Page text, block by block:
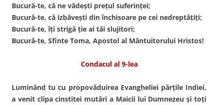
Bucură-te, că ne vădeşti preţul suferinţei;
Bucură-te, că izbăveşti din închisoare pe cei nedreptăţiţi;
Bucură-te, îţi strigă ţie ai tăi slujitori;
Bucură-te, Sfinte Toma, Apostol al Mântuitorului Hristos!
Condacul al 9-lea
Luminând tu cu propovăduirea Evangheliei părţile Indiei,
a venit clipa cinstitei mutări a Maicii lui Dumnezeu şi toţi